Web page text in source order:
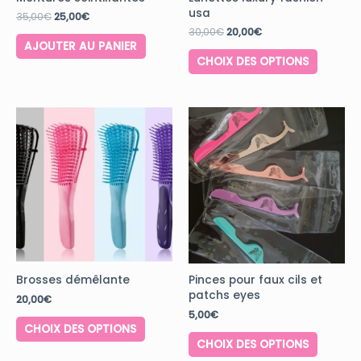
35,00€25,00€
AJOUTER AU PANIER
usa
30,00€20,00€
CHOIX DES OPTIONS
Brosses démêlante
20,00€
CHOIX DES OPTIONS
Pinces pour faux cils et
patchs eyes
5,00€
CHOIX DES OPTIONS